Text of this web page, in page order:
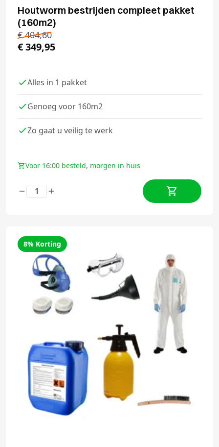
Houtworm bestrijden compleet pakket
(160m2)
€404,60
€349,95
Alles in 1 pakket
Genoeg voor 160m2
Zo gaat u veilig te werk
Voor 16:00 besteld, morgen in huis
8% Korting